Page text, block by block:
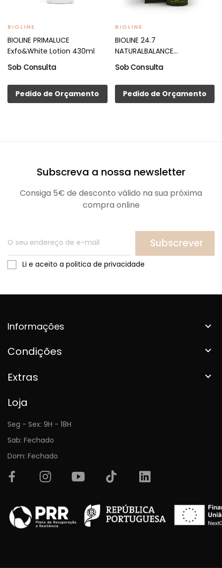
BIOLINE
BIOLINE PRIMALUCE
Exfo&White Lotion 430ml
Sob Consulta
Pedido de Orçamento
BIOLINE
BIOLINE 24.7
NATURALBALANCE
Desmaquilhante Água...
Sob Consulta
Pedido de Orçamento
Subscreva a nossa newsletter
Consiga 5€ de desconto válido na sua próxima
compra online
Subscrever
Li e aceito a politica de privacidade
Informações 
Condições 
Extras 
Loja
Seg - Sex: 9H - 18H
Sab: Fechado
Dom: Fechado